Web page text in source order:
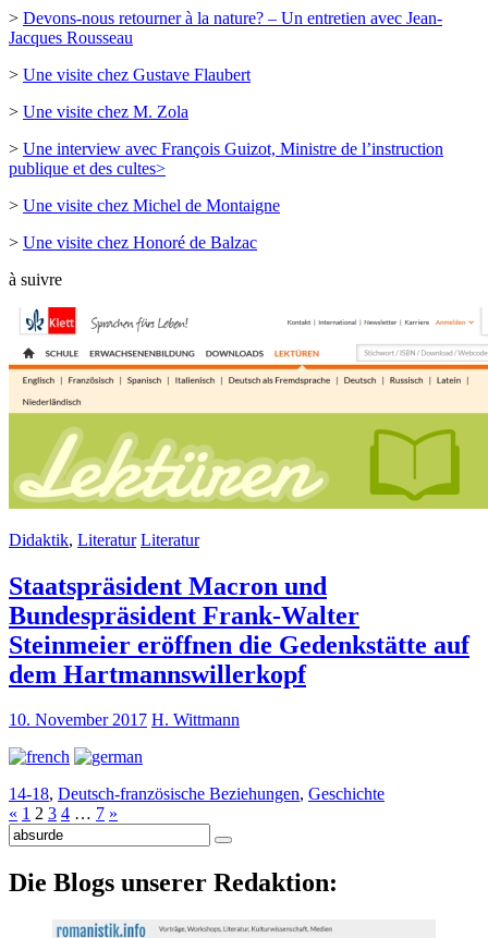
> Devons-nous retourner à la nature? – Un entretien avec Jean-
Jacques Rousseau
> Une visite chez Gustave Flaubert
> Une visite chez M. Zola
> Une interview avec François Guizot, Ministre de l’instruction
publique et des cultes>
> Une visite chez Michel de Montaigne
> Une visite chez Honoré de Balzac
à suivre
Didaktik, Literatur Literatur
Staatspräsident Macron und
Bundespräsident Frank-Walter
Steinmeier eröffnen die Gedenkstätte auf
dem Hartmannswillerkopf
10. November 2017 H. Wittmann
14-18, Deutsch-französische Beziehungen, Geschichte
« 1 2 3 4 … 7 »
Suche
nach:
Die Blogs unserer Redaktion: